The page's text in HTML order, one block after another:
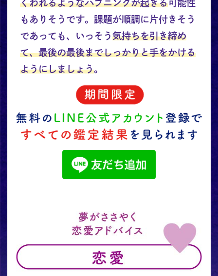
くわれるようなハプニングが起きる可能性
もありそうです。課題が順調に片付きそう
であっても、いっそう 気持ちを引き締め
て、最後の最後までしっかりと手をかける
ようにしましょう。